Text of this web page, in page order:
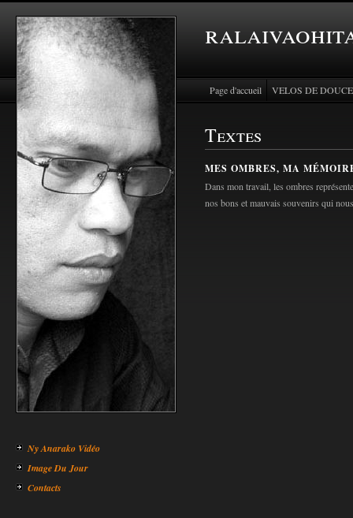
Ny Anarako Vidéo
Image Du Jour
Contacts
Page d'accueil VELOS DE
Textes
MES OMBRES, MA
Dans mon travail, les ombres
nos bons et mauvais souvenirs qui